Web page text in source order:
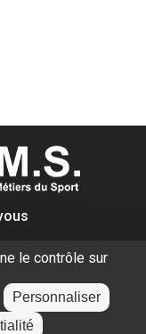
le contrôle sur
Personnaliser